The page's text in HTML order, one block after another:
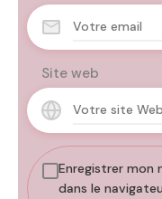
Site web
Enregistrer mon
dans le